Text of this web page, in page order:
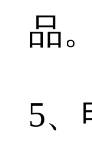
品。
5、